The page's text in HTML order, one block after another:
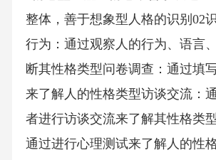
整体，善于想象型人格的识别02
行为：通过观察人的行为、语言
断其性格类型问卷调查：通过填
来了解人的性格类型访谈交流：
者进行访谈交流来了解其性格类
通过进行心理测试来了解人的性